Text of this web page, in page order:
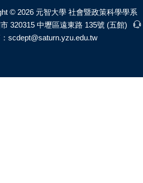
© 2026 元智大學 社會暨政策科學學系
320315 中壢區遠東路 135號 (五館)
scdept@saturn.yzu.edu.tw